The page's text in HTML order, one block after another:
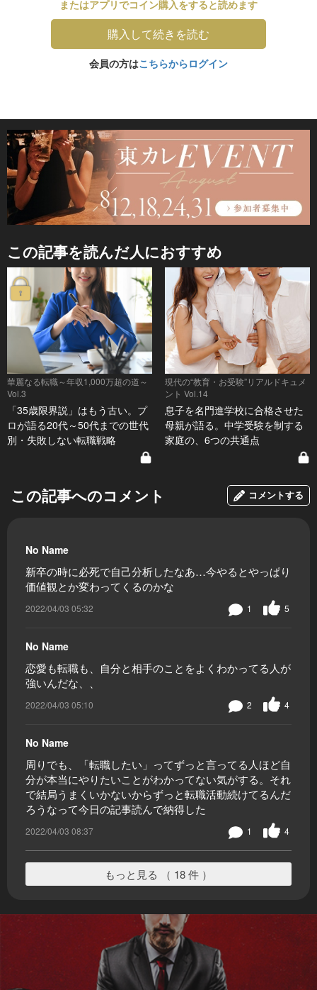
またはアプリでコイン購入をすると読めます
購入して続きを読む
会員の方はこちらからログイン
この記事を読んだ人におすすめ
華麗なる転職～年収1,000万超の道～
Vol.3
「35歳限界説」はもう古い。プ
ロが語る20代～50代までの世代
別・失敗しない転職戦略
現代の“教育・お受験”リアルドキュメ
ント Vol.14
息子を名門進学校に合格させた
母親が語る。中学受験を制する
家庭の、6つの共通点
この記事へのコメント コメントする
No Name
新卒の時に必死で自己分析したなあ…今やるとやっぱり
価値観とか変わってくるのかな
2022/04/03 05:32 5
1
No Name
恋愛も転職も、自分と相手のことをよくわかってる人が
強いんだな、、
2022/04/03 05:10 4
2
No Name
周りでも、「転職したい」ってずっと言ってる人ほど自
分が本当にやりたいことがわかってない気がする。それ
で結局うまくいかないからずっと転職活動続けてるんだ
ろうなって今日の記事読んで納得した
2022/04/03 08:37 4
1
もっと見る （ 18 件 ）